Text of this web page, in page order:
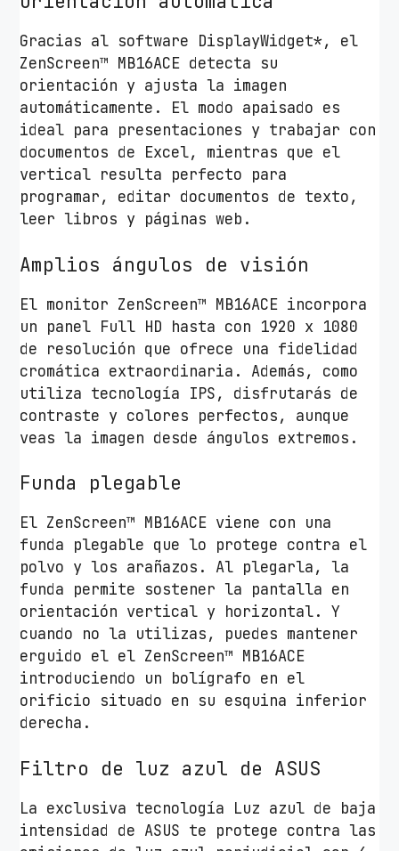
Gracias al software DisplayWidget*, el
ZenScreen™ MB16ACE detecta su
orientación y ajusta la imagen
automáticamente. El modo apaisado es
ideal para presentaciones y trabajar con
documentos de Excel, mientras que el
vertical resulta perfecto para
programar, editar documentos de texto,
leer libros y páginas web.
Amplios ángulos de visión
El monitor ZenScreen™ MB16ACE incorpora
un panel Full HD hasta con 1920 x 1080
de resolución que ofrece una fidelidad
cromática extraordinaria. Además, como
utiliza tecnología IPS, disfrutarás de
contraste y colores perfectos, aunque
veas la imagen desde ángulos extremos.
Funda plegable
El ZenScreen™ MB16ACE viene con una
funda plegable que lo protege contra el
polvo y los arañazos. Al plegarla, la
funda permite sostener la pantalla en
orientación vertical y horizontal. Y
cuando no la utilizas, puedes mantener
erguido el el ZenScreen™ MB16ACE
introduciendo un bolígrafo en el
orificio situado en su esquina inferior
derecha.
Filtro de luz azul de ASUS
La exclusiva tecnología Luz azul de baja
intensidad de ASUS te protege contra las